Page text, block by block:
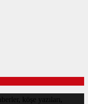
köşe yazıları,